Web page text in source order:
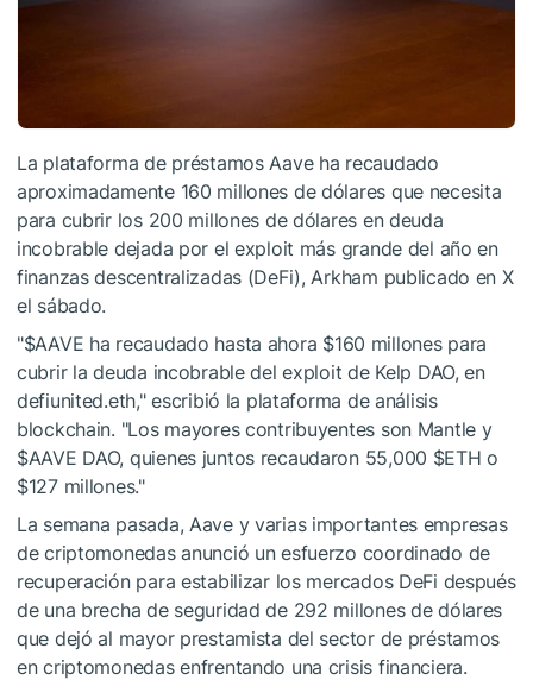
La plataforma de préstamos Aave ha recaudado
aproximadamente 160 millones de dólares que necesita
para cubrir los 200 millones de dólares en deuda
incobrable dejada por el exploit más grande del año en
finanzas descentralizadas (DeFi), Arkham publicado en X
el sábado.
"$AAVE ha recaudado hasta ahora $160 millones para
cubrir la deuda incobrable del exploit de Kelp DAO, en
defiunited.eth," escribió la plataforma de análisis
blockchain. "Los mayores contribuyentes son Mantle y
$AAVE DAO, quienes juntos recaudaron 55,000 $ETH o
$127 millones."
La semana pasada, Aave y varias importantes empresas
de criptomonedas anunció un esfuerzo coordinado de
recuperación para estabilizar los mercados DeFi después
de una brecha de seguridad de 292 millones de dólares
que dejó al mayor prestamista del sector de préstamos
en criptomonedas enfrentando una crisis financiera.